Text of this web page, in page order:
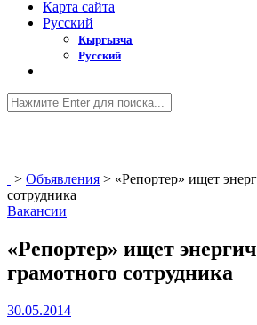
Карта сайта
Русский
Кыргызча
Русский
> Объявления > «Репортер» ищет
сотрудника
Вакансии
«Репортер» ищет
грамотного сотрудника
30.05.2014